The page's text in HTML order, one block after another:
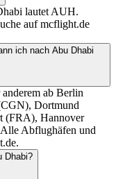
lautet AUH.
auf mcflight.de
ich nach Abu Dhabi
ab Berlin
Dortmund
(FRA), Hannover
Abflughäfen und
Dhabi?